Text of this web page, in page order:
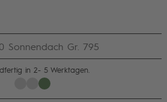
Sonnendach Gr. 795
in 2- 5 Werktagen.